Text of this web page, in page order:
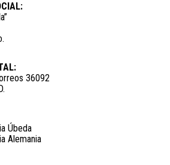
36092
Úbeda
Alemania